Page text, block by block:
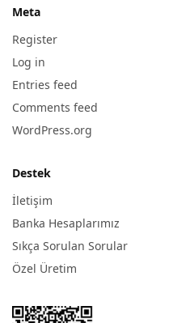
Meta
Register
Log in
Entries feed
Comments feed
WordPress.org
Destek
İletişim
Banka Hesaplarımız
Sıkça Sorulan Sorular
Özel Üretim